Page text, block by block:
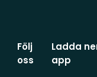
Följ
oss
Ladda
app